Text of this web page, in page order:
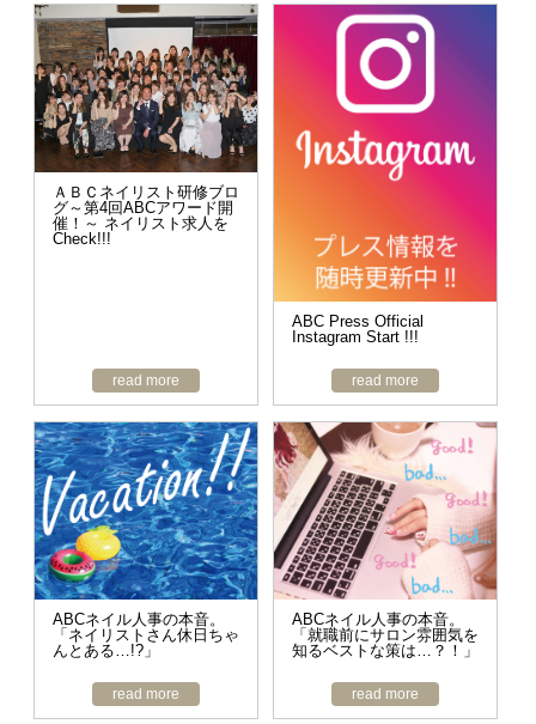
ＡＢＣネイリスト研修ブロ
グ～第4回ABCアワード開
催！～ ネイリスト求人を
Check!!!
read more
ABC Press Official
Instagram Start !!!
read more
ABCネイル人事の本音。
「ネイリストさん休日ちゃ
んとある…!?」
read more
ABCネイル人事の本音。
「就職前にサロン雰囲気を
知るベストな策は…？！」
read more